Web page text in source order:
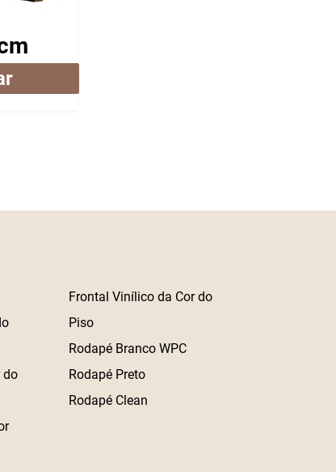
do
Frontal Vinílico da Cor do
Piso
Rodapé Branco WPC
Rodapé Preto
Rodapé Clean